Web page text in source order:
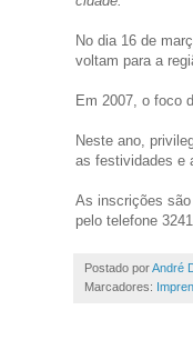
No dia 16 de
voltam para a
Em 2007, o foco
Neste ano,
as festividades e
As inscrições
pelo telefone
Postado porAndré
Marcadores: